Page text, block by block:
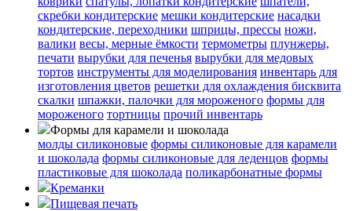
скребки кондитерские мешки кондитерские насадки
кондитерские, переходники шприцы, прессы ножи,
валики весы, мерные ёмкости термометры плунжеры,
печати вырубки для печенья вырубки для медовых
тортов инструменты для моделирования инвентарь для
изготовления цветов решетки для охлаждения бисквита
скалки шпажки, палочки для мороженого формы для
мороженого тортницы прочий инвентарь
Формы для карамели и шоколада
молды силиконовые формы силиконовые для карамели
и шоколада формы силиконовые для леденцов формы
пластиковые для шоколада поликарбонатные формы
Креманки
Пищевая печать